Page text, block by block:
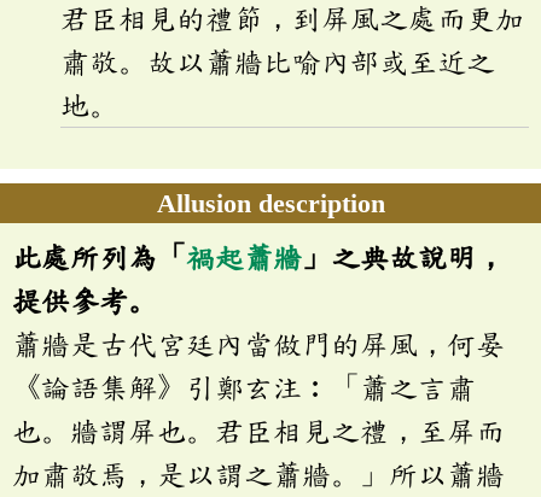
君臣相見的禮節，到屏風之處而更加
肅敬。故以蕭牆比喻內部或至近之
地。
Allusion description
此處所列為「 禍起蕭牆 」之典故說明，
提供參考。
蕭牆是古代宮廷內當做門的屏風，何晏
《論語集解》引鄭玄注︰「蕭之言肅
也。牆謂屏也。君臣相見之禮，至屏而
加肅敬焉，是以謂之蕭牆。」所以蕭牆